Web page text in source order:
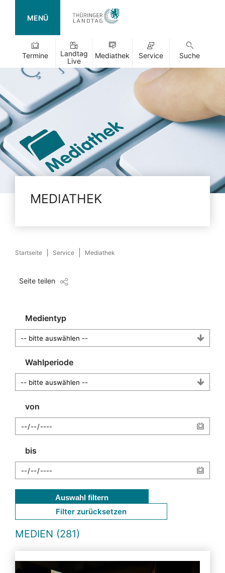
MENÜ
Termine
Landtag
Live
Mediathek Service Suche
MEDIATHEK
Startseite Service Mediathek
Seite teilen
Medientyp
Wahlperiode
von
bis
Auswahl filtern
Filter zurücksetzen
MEDIEN (281)